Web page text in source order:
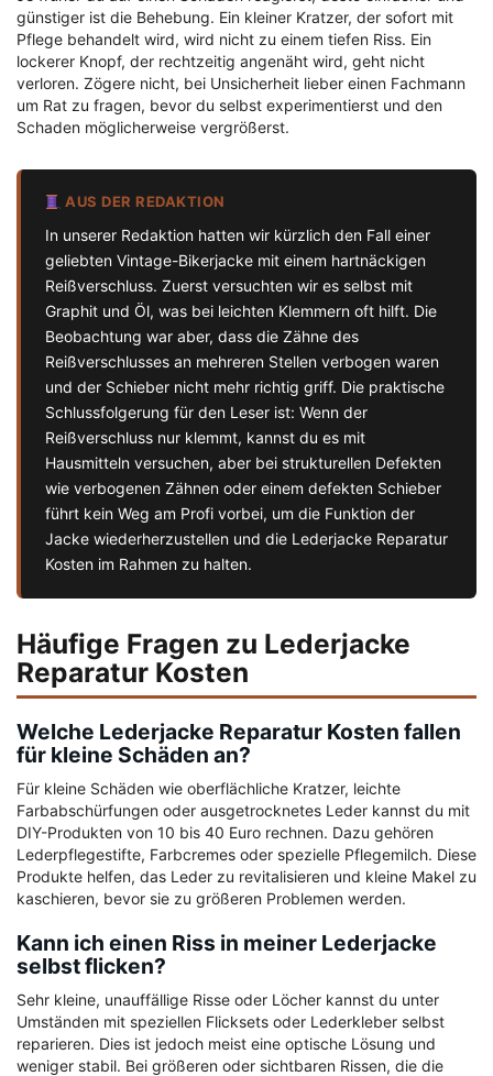
günstiger ist die Behebung. Ein kleiner Kratzer, der sofort mit
Pflege behandelt wird, wird nicht zu einem tiefen Riss. Ein
lockerer Knopf, der rechtzeitig angenäht wird, geht nicht
verloren. Zögere nicht, bei Unsicherheit lieber einen Fachmann
um Rat zu fragen, bevor du selbst experimentierst und den
Schaden möglicherweise vergrößerst.
AUS DER REDAKTION
In unserer Redaktion hatten wir kürzlich den Fall einer
geliebten Vintage-Bikerjacke mit einem hartnäckigen
Reißverschluss. Zuerst versuchten wir es selbst mit
Graphit und Öl, was bei leichten Klemmern oft hilft. Die
Beobachtung war aber, dass die Zähne des
Reißverschlusses an mehreren Stellen verbogen waren
und der Schieber nicht mehr richtig griff. Die praktische
Schlussfolgerung für den Leser ist: Wenn der
Reißverschluss nur klemmt, kannst du es mit
Hausmitteln versuchen, aber bei strukturellen Defekten
wie verbogenen Zähnen oder einem defekten Schieber
führt kein Weg am Profi vorbei, um die Funktion der
Jacke wiederherzustellen und die Lederjacke Reparatur
Kosten im Rahmen zu halten.
Häufige Fragen zu Lederjacke
Reparatur Kosten
Welche Lederjacke Reparatur Kosten fallen
für kleine Schäden an?
Für kleine Schäden wie oberflächliche Kratzer, leichte
Farbabschürfungen oder ausgetrocknetes Leder kannst du mit
DIY-Produkten von 10 bis 40 Euro rechnen. Dazu gehören
Lederpflegestifte, Farbcremes oder spezielle Pflegemilch. Diese
Produkte helfen, das Leder zu revitalisieren und kleine Makel zu
kaschieren, bevor sie zu größeren Problemen werden.
Kann ich einen Riss in meiner Lederjacke
selbst flicken?
Sehr kleine, unauffällige Risse oder Löcher kannst du unter
Umständen mit speziellen Flicksets oder Lederkleber selbst
reparieren. Dies ist jedoch meist eine optische Lösung und
weniger stabil. Bei größeren oder sichtbaren Rissen, die die